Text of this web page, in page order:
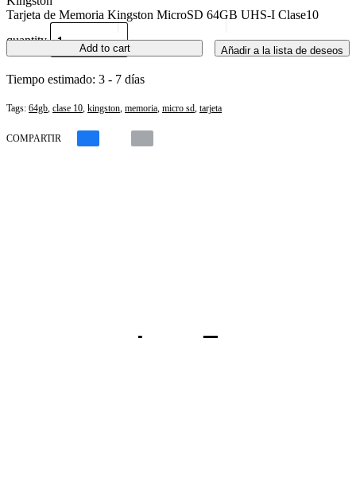
Tarjeta de Memoria Kingston MicroSD 64GB UHS-I Clase10
quantity
Add to cart Añadir a la lista de deseos
Tiempo estimado: 3 - 7 días
Tags: 64gb, clase 10, kingston, memoria, micro sd, tarjeta
COMPARTIR